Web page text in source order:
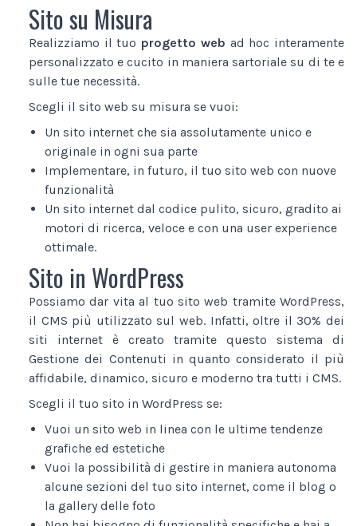
Sito su Misura
Realizziamo il tuo progetto web ad hoc interamente
personalizzato e cucito in maniera sartoriale su di te e
sulle tue necessità.
Scegli il sito web su misura se vuoi:
Un sito internet che sia assolutamente unico e
originale in ogni sua parte
Implementare, in futuro, il tuo sito web con nuove
funzionalità
Un sito internet dal codice pulito, sicuro, gradito ai
motori di ricerca, veloce e con una user experience
ottimale.
Sito in WordPress
Possiamo dar vita al tuo sito web tramite WordPress,
il CMS più utilizzato sul web. Infatti, oltre il 30% dei
siti internet è creato tramite questo sistema di
Gestione dei Contenuti in quanto considerato il più
affidabile, dinamico, sicuro e moderno tra tutti i CMS.
Scegli il tuo sito in WordPress se:
Vuoi un sito web in linea con le ultime tendenze
grafiche ed estetiche
Vuoi la possibilità di gestire in maniera autonoma
alcune sezioni del tuo sito internet, come il blog o
la gallery delle foto